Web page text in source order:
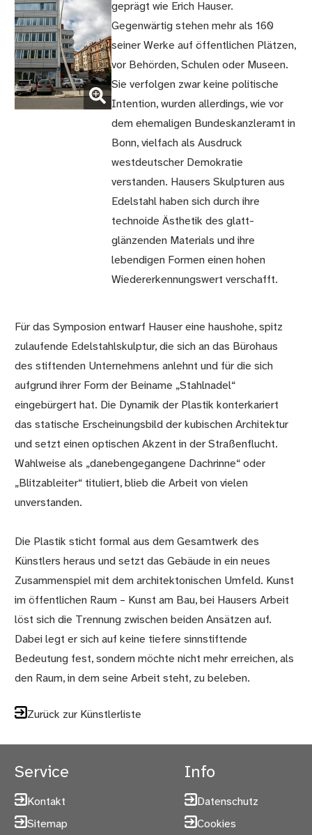
(Bild
vergrößern)
geprägt wie Erich Hauser.
Gegenwärtig stehen mehr als 160
seiner Werke auf öffentlichen Plätzen,
vor Behörden, Schulen oder Museen.
Sie verfolgen zwar keine politische
Intention, wurden allerdings, wie vor
dem ehemaligen Bundeskanzleramt in
Bonn, vielfach als Ausdruck
westdeutscher Demokratie
verstanden. Hausers Skulpturen aus
Edelstahl haben sich durch ihre
technoide Ästhetik des glatt-
glänzenden Materials und ihre
lebendigen Formen einen hohen
Wiedererkennungswert verschafft.
Für das Symposion entwarf Hauser eine haushohe, spitz
zulaufende Edelstahlskulptur, die sich an das Bürohaus
des stiftenden Unternehmens anlehnt und für die sich
aufgrund ihrer Form der Beiname „Stahlnadel“
eingebürgert hat. Die Dynamik der Plastik konterkariert
das statische Erscheinungsbild der kubischen Architektur
und setzt einen optischen Akzent in der Straßenflucht.
Wahlweise als „danebengegangene Dachrinne“ oder
„Blitzableiter“ tituliert, blieb die Arbeit von vielen
unverstanden.
Die Plastik sticht formal aus dem Gesamtwerk des
Künstlers heraus und setzt das Gebäude in ein neues
Zusammenspiel mit dem architektonischen Umfeld. Kunst
im öffentlichen Raum – Kunst am Bau, bei Hausers Arbeit
löst sich die Trennung zwischen beiden Ansätzen auf.
Dabei legt er sich auf keine tiefere sinnstiftende
Bedeutung fest, sondern möchte nicht mehr erreichen, als
den Raum, in dem seine Arbeit steht, zu beleben.
Zurück zur Künstlerliste
Service
Kontakt
Sitemap
Info
Datenschutz
Cookies